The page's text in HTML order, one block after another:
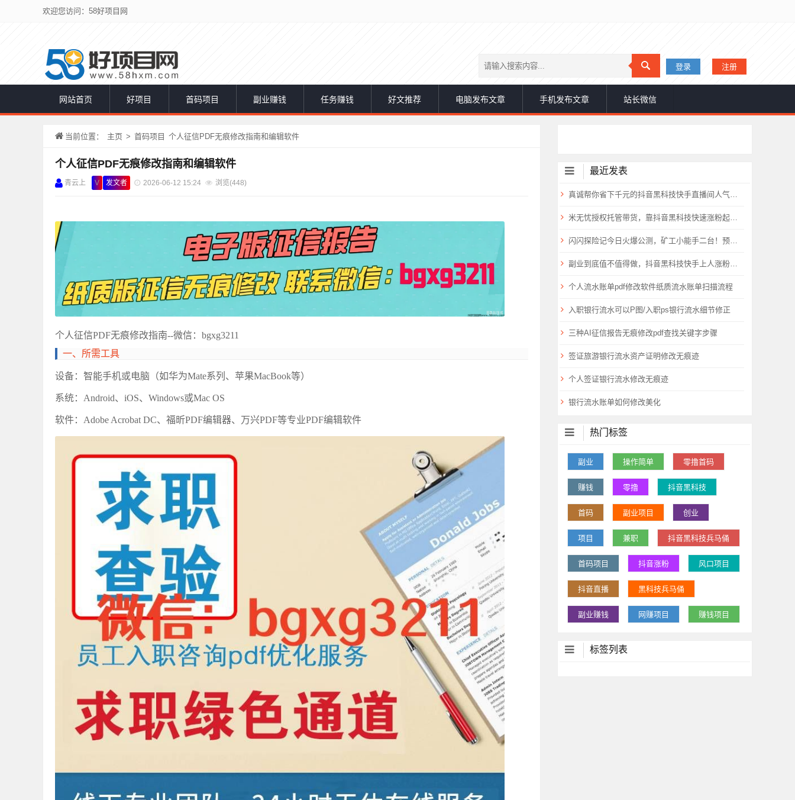
欢迎您访问：58好项目网
登录 注册
网站首页 好项目 首码项目 副业赚钱 任务赚钱 好文推荐 电脑发布文章 手机发布文章 站长微信
当前位置： 主页 > 首码项目 个人征信PDF无痕修改指南和编辑软件
个人征信PDF无痕修改指南和编辑软件
青云上 V 发文者 2026-06-12 15:24 浏览(448)
个人征信PDF无痕修改指南--微信：bgxg3211
‌一、所需工具
‌设备‌：智能手机或电脑（如华为Mate系列、苹果MacBook等）
‌系统‌：Android、iOS、Windows或Mac OS
‌软件‌：Adobe Acrobat DC、福昕PDF编辑器、万兴PDF等专业PDF编辑软件
最近发表
真诚帮你省下千元的抖音黑科技快手直播间人气涨粉点赞云端商城免费送
米无忧授权托管带货，靠抖音黑科技快速涨粉起号，零基础日入1000+！
闪闪探险记今日火爆公测，矿工小能手二台！预计要火爆全网
副业到底值不值得做，抖音黑科技快手上人涨粉云端商城真能逆袭赚钱
个人流水账单pdf修改软件纸质流水账单扫描流程
入职银行流水可以P图/入职ps银行流水细节修正
三种AI征信报告无痕修改pdf查找关键字步骤
签证旅游银行流水资产证明修改无痕迹
个人签证银行流水修改无痕迹
银行流水账单如何修改美化
热门标签
副业 操作简单 零撸首码
赚钱 零撸 抖音黑科技
首码 副业项目 创业
项目 兼职 抖音黑科技兵马俑
首码项目 抖音涨粉 风口项目
抖音直播 黑科技兵马俑
副业赚钱 网赚项目 赚钱项目
标签列表